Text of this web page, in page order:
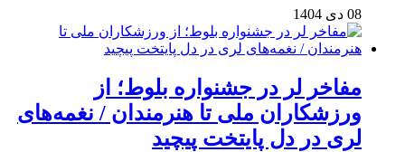
08 دی 1404
مفاخر لر در جشنواره بلوط؛ از
ورزشکاران ملی تا هنرمندان / نغمه‌های
لری در دل پایتخت پیچید